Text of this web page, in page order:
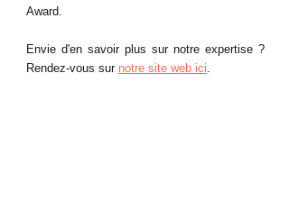
Award.
Envie d'en savoir plus sur notre expertise ?
Rendez-vous sur notre site web ici.